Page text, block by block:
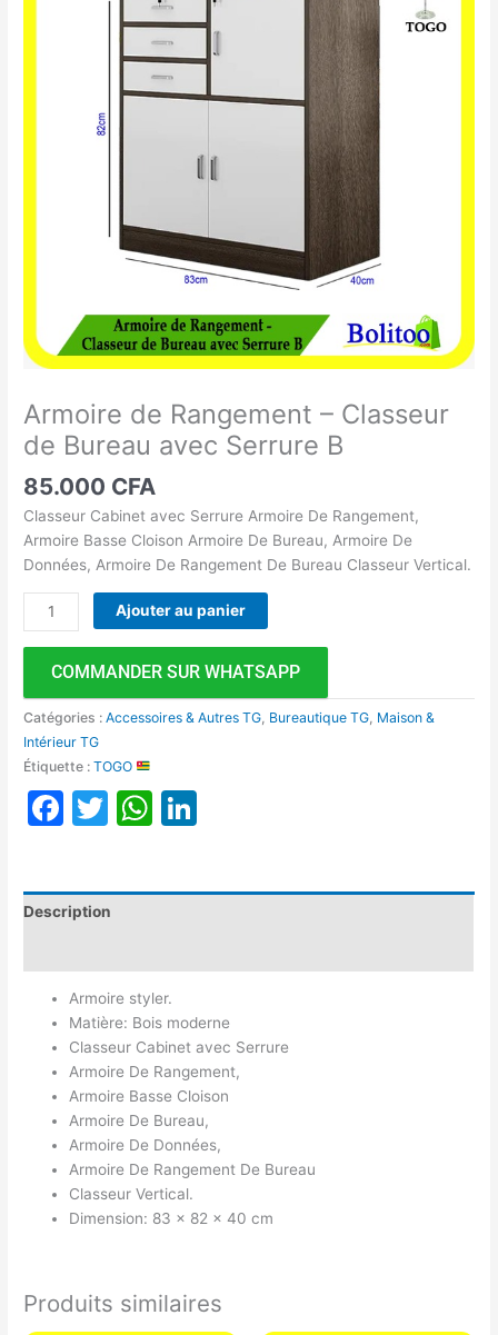
Armoire de Rangement – Classeur
de Bureau avec Serrure B
85.000 CFA
Classeur Cabinet avec Serrure Armoire De Rangement,
Armoire Basse Cloison Armoire De Bureau, Armoire De
Données, Armoire De Rangement De Bureau Classeur Vertical.
Ajouter au panier
COMMANDER SUR WHATSAPP
Catégories :Accessoires & Autres TG Bureautique TG Maison &
Intérieur TG
Étiquette :TOGO
Facebook
TwitterWhatsApp
Description
Armoire styler.
Matière: Bois moderne
Classeur Cabinet avec Serrure
Armoire De Rangement,
Armoire Basse Cloison
Armoire De Bureau,
Armoire De Données,
Armoire De Rangement De Bureau
Classeur Vertical.
Dimension: 83 x 82 x 40 cm
Produits similaires